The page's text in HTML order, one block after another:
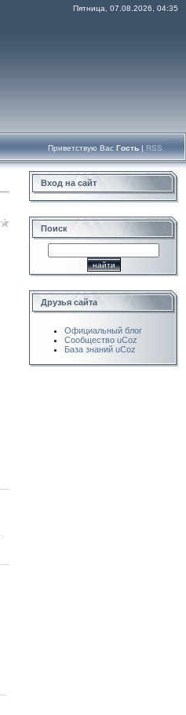
Пятница, 07.08.2026, 04:35
Приветствую Вас Гость | RSS
Вход на сайт
Поиск
Друзья сайта
Официальный блог
Сообщество uCoz
База знаний uCoz